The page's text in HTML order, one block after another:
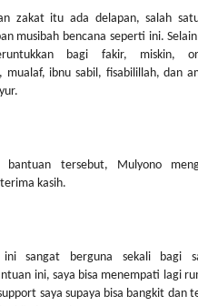
zakat itu ada delapan, salah
musibah bencana seperti ini.
bagi fakir, miskin,
mualaf, ibnu sabil, fisabilillah, dan
bantuan tersebut, Mulyono
kasih.
ini sangat berguna sekali bagi
ini, saya bisa menempati lagi
saya supaya bisa bangkit dan